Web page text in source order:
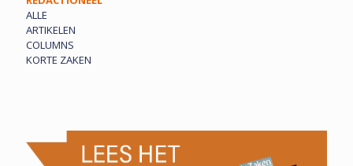
ALLE
ARTIKELEN
COLUMNS
KORTE ZAKEN